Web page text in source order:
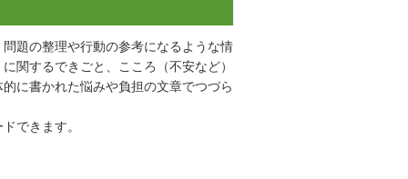
題の整理や行動の参考になるような情
関するできごと、こころ（不安など）
に書かれた悩みや負担の文章でつづら
できます。